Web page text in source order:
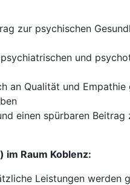
zur psychischen
und
an Qualität und
einen spürbaren Beitrag
Raum Koblenz:
Leistungen werden